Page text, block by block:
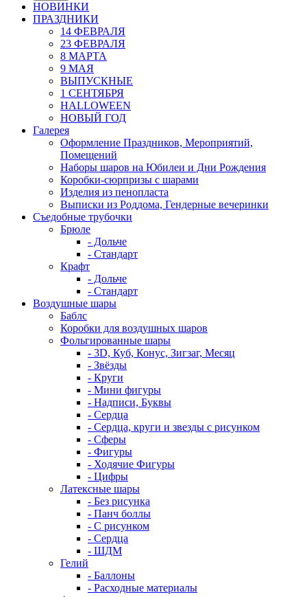
НОВИНКИ
ПРАЗДНИКИ
14 ФЕВРАЛЯ
23 ФЕВРАЛЯ
8 МАРТА
9 МАЯ
ВЫПУСКНЫЕ
1 СЕНТЯБРЯ
HALLOWEEN
НОВЫЙ ГОД
Галерея
Оформление Праздников, Мероприятий,
Помещений
Наборы шаров на Юбилеи и Дни Рождения
Коробки-сюрпризы с шарами
Изделия из пенопласта
Выписки из Роддома, Гендерные вечеринки
Съедобные трубочки
Брюле
- Дольче
- Стандарт
Крафт
- Дольче
- Стандарт
Воздушные шары
Баблс
Коробки для воздушных шаров
Фольгированные шары
- 3D, Куб, Конус, Зигзаг, Месяц
- Звёзды
- Круги
- Мини фигуры
- Надписи, Буквы
- Сердца
- Сердца, круги и звезды с рисунком
- Сферы
- Фигуры
- Ходячие Фигуры
- Цифры
Латексные шары
- Без рисунка
- Панч боллы
- С рисунком
- Сердца
- ШДМ
Гелий
- Баллоны
- Расходные материалы